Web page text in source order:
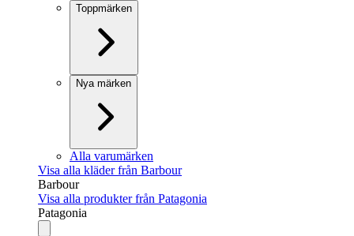
Toppmärken
Nya märken
Alla varumärken
Visa alla kläder från Barbour
Barbour
Visa alla produkter från Patagonia
Patagonia